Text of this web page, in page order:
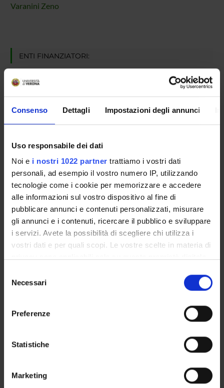
Consenso Dettagli Impostazioni degli annunci
Uso responsabile dei dati
Noi e i nostri 1022 partner trattiamo i vostri dati
personali, ad esempio il vostro numero IP, utilizzando
tecnologie come i cookie per memorizzare e accedere
alle informazioni sul vostro dispositivo al fine di
pubblicare annunci e contenuti personalizzati, misurare
gli annunci e i contenuti, ricercare il pubblico e sviluppare
i servizi. Avete la possibilità di scegliere chi utilizza i
vostri dati e per quali scopi. Le vostre scelte in materia di
modificare o revocare il proprio consenso in qualsiasi
momento dalla Dichiarazione sui cookie o facendo clic
raccogliere informazioni sulla tua posizione
geografica, con un'approssimazione di qualche
Identificare il tuo dispositivo, scansionandolo
delNecessari
Preferenze
Statistiche
Marketing
Varanini Zeno
ENTI FINANZIATORI:
Finanziamento:
assegnato e gestito dal Dipartimento
Chiara Masala
Zeno Varanini
Professore ordinario
Anita Zamboni
Professore associato
AREE DI RICERCA COINVOLTE DAL PROGETTO
Agriculture related to crop production, soil biology and
GRUPPI DI RICERCA